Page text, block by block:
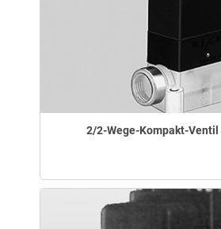
2/2-Wege-Kompakt-Ventil